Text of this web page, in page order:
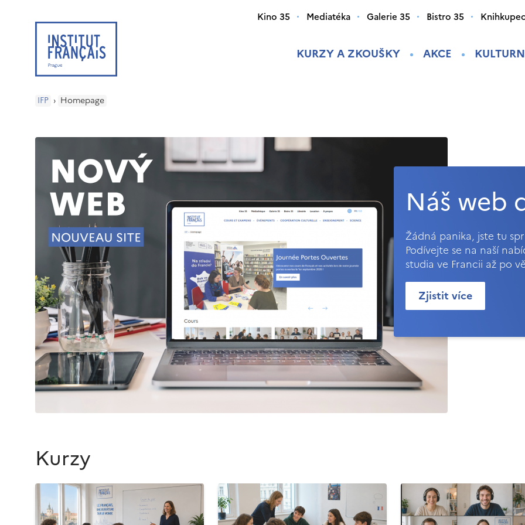
KURZY A ZKOUŠKY AKCE
Kino 35 Mediatéka Galerie 35 Bistro 35
IFP › Homepage
Náš web
Žádná panika, jste tu
Podívejte se na naší
studia ve Francii až po
Zjistit více
Kurzy